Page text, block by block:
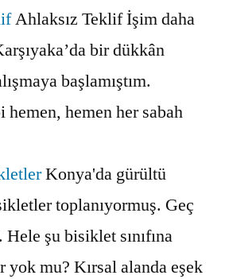
Ahlaksız Teklif İşim daha
bir dükkân
başlamıştım.
hemen her sabah
Konya'da gürültü
toplanıyormuş. Geç
şu bisiklet sınıfına
yok mu? Kırsal alanda eşek